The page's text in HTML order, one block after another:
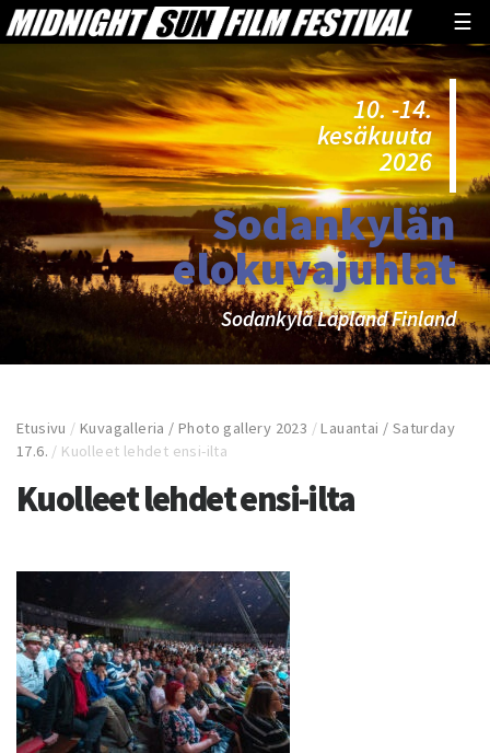
☰
10. -14.
kesäkuuta
2026
Sodankylän
elokuvajuhlat
Sodankylä Lapland Finland
Etusivu /Kuvagalleria / Photo gallery 2023 /Lauantai / Saturday
17.6. / Kuolleet lehdet ensi-ilta
Kuolleet lehdet ensi-ilta